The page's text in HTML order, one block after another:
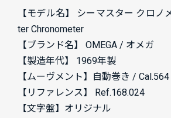
【モデル名】 シーマスター クロノ
ter Chronometer
【ブランド名】 OMEGA / オメガ
【製造年代】 1969年製
【ムーヴメント】自動巻き / Cal.564
【リファレンス】
Ref.168.024
【文字盤】オリジナル